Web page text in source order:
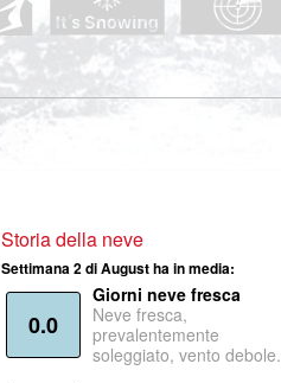
Storia della neve
Settimana 2 di August ha in media:
0.0
Giorni neve fresca
Neve fresca,
prevalentemente
soleggiato, vento debole.